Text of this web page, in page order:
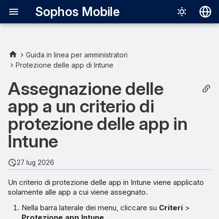
Sophos Mobile
Français
日本語
Guida in linea per amministratori
Protezione delle app di Intune
Assegnazione delle
app a un criterio di
protezione delle app in
Intune
27 lug 2026
Un criterio di protezione delle app in Intune viene applicato
solamente alle app a cui viene assegnato.
Nella barra laterale dei menu, cliccare su Criteri >
Protezione app Intune.